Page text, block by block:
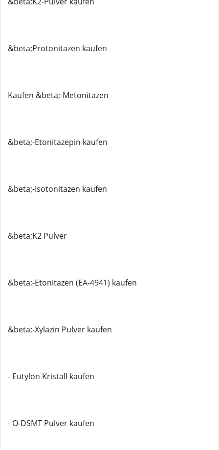
&beta;Protonitazen kaufen
Kaufen &beta;-Metonitazen
&beta;-Etonitazepin kaufen
&beta;-Isotonitazen kaufen
&beta;K2 Pulver
&beta;-Etonitazen (EA-4941) kaufen
&beta;-Xylazin Pulver kaufen
- Eutylon Kristall kaufen
- O-DSMT Pulver kaufen